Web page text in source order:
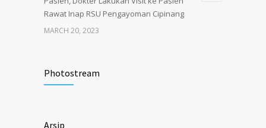
Rawat Inap RSU Pengayoman Cipinang
MARCH 20, 2023
RSU Pengayoman
Photostream
Arsip